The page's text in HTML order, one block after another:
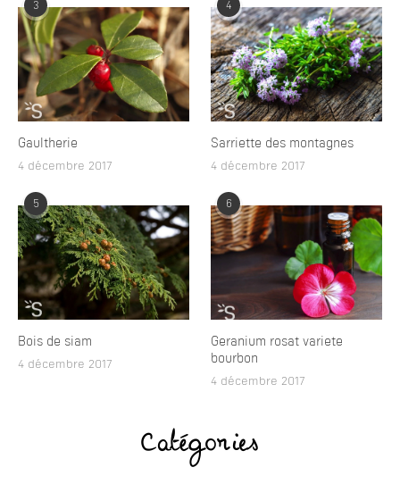
3
Gaultherie
4 décembre 2017
4
Sarriette des montagnes
4 décembre 2017
5
Bois de siam
4 décembre 2017
6
Geranium rosat variete
bourbon
4 décembre 2017
Catégories